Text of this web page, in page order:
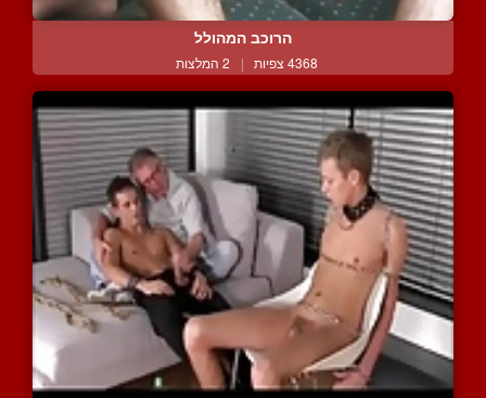
הרוכב המהולל
4368 צפיות | 2 המלצות